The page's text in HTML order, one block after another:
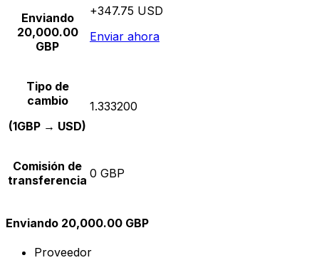
Enviando
20,000.00
GBP
+347.75 USD
Enviar ahora
Tipo de
cambio
(1GBP → USD)
1.333200
Comisión de
transferencia 0 GBP
Enviando 20,000.00 GBP
Proveedor